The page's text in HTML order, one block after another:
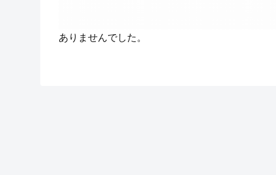
ありませんでした。